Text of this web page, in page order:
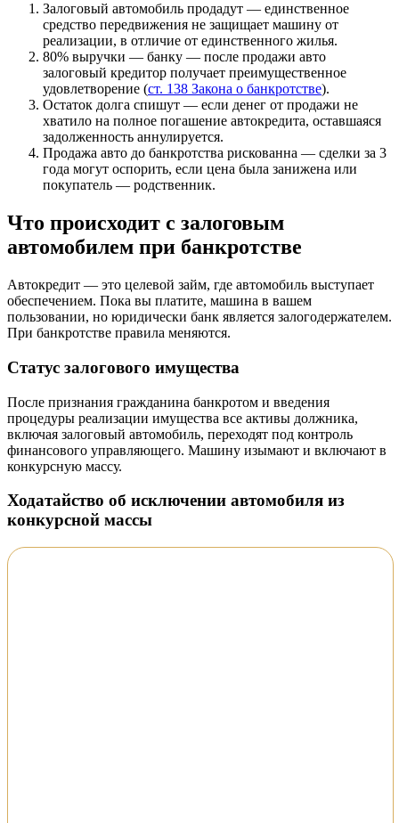
Залоговый автомобиль продадут — единственное
средство передвижения не защищает машину от
реализации, в отличие от единственного жилья.
80% выручки — банку — после продажи авто
залоговый кредитор получает преимущественное
удовлетворение (ст. 138 Закона о банкротстве).
Остаток долга спишут — если денег от продажи не
хватило на полное погашение автокредита, оставшаяся
задолженность аннулируется.
Продажа авто до банкротства рискованна — сделки за 3
года могут оспорить, если цена была занижена или
покупатель — родственник.
Что происходит с залоговым
автомобилем при банкротстве
Автокредит — это целевой займ, где автомобиль выступает
обеспечением. Пока вы платите, машина в вашем
пользовании, но юридически банк является залогодержателем.
При банкротстве правила меняются.
Статус залогового имущества
После признания гражданина банкротом и введения
процедуры реализации имущества все активы должника,
включая залоговый автомобиль, переходят под контроль
финансового управляющего. Машину изымают и включают в
конкурсную массу.
Ходатайство об исключении автомобиля из
конкурсной массы